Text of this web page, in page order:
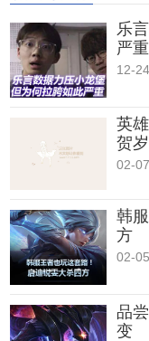
乐
严
12-24
英
贺岁
02-07
韩
方
02-05
品
变